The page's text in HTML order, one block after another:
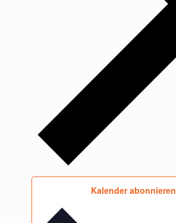
Kalender abonnieren